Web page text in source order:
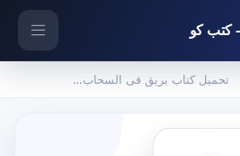
تحميل كتاب بريق فى السحاب PDF تأليف ثروت أباظة مجانا [كامل]